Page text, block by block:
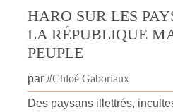
HARO SUR LES
LA RÉPUBLIQUE
PEUPLE
par #Chloé Gaboriaux
Des paysans illettrés,